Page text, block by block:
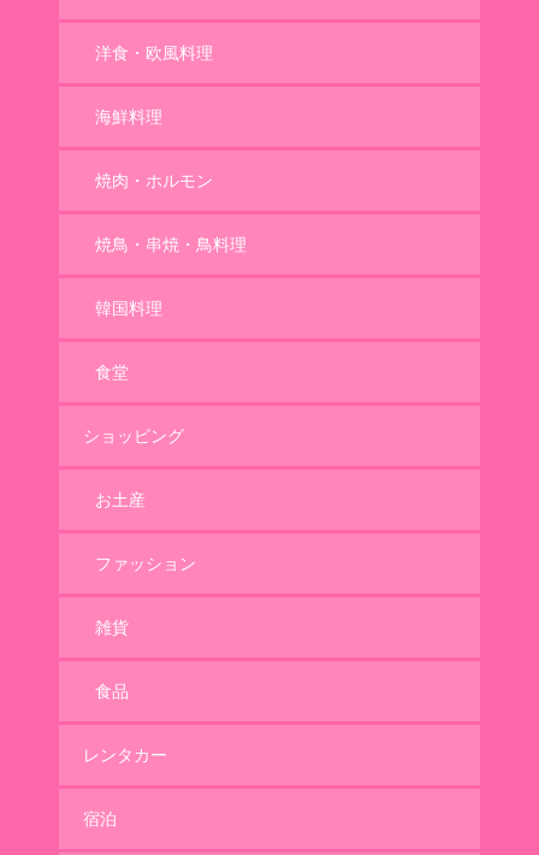
洋食・欧風料理
海鮮料理
焼肉・ホルモン
焼鳥・串焼・鳥料理
韓国料理
食堂
ショッピング
お土産
ファッション
雑貨
食品
レンタカー
宿泊